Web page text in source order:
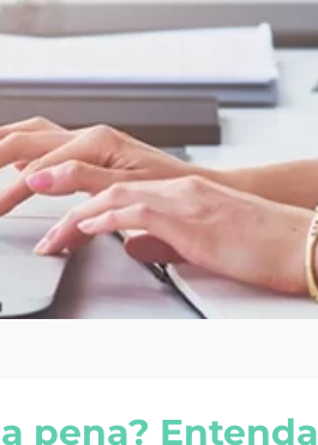
pena? Entenda